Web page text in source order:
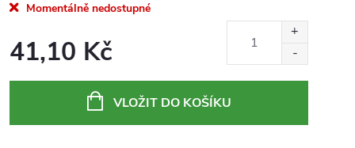
Momentálně nedostupné
41,10 Kč
VLOŽIT DO KOŠÍKU